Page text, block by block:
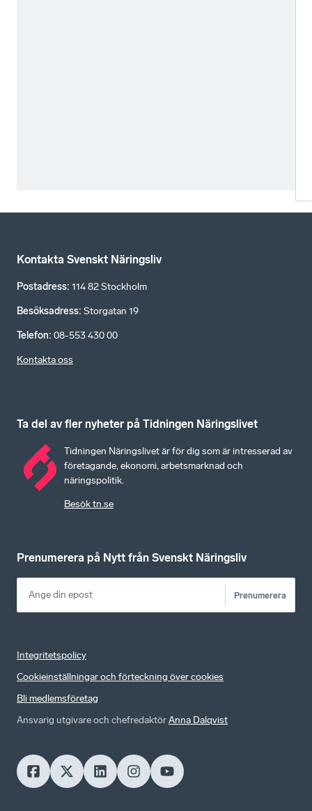
Kontakta Svenskt Näringsliv
Postadress: 114 82 Stockholm
Besöksadress: Storgatan 19
Telefon: 08-553 430 00
Kontakta oss
Ta del av fler nyheter på Tidningen Näringslivet
Tidningen Näringslivet är för dig som är intresserad av
företagande, ekonomi, arbetsmarknad och
näringspolitik.
Besök tn.se
Prenumerera på Nytt från Svenskt Näringsliv
Prenumerera
Integritetspolicy
Cookieinställningar och förteckning över cookies
Bli medlemsföretag
Ansvarig utgivare och chefredaktörAnna Dalqvist